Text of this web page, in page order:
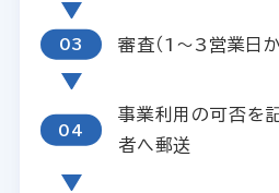
審査（1～3営業日か
事業利用の可否を
者へ郵送